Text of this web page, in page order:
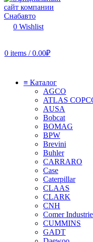
0 Wishlist
0 items / 0.00₽
≡ Каталог
AGCO
ATLAS
AUSA
Bobcat
BOMAG
BPW
Brevini
Buhler
CARRARO
Case
Caterpillar
CLAAS
CLARK
CNH
Comer
CUMMINS
GADT